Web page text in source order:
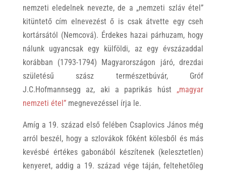
nemzeti eledelnek nevezte, de a „nemzeti szláv étel”
kitüntető cím elnevezést ő is csak átvette egy cseh
kortársától (Nemcová). Érdekes hazai párhuzam, hogy
nálunk ugyancsak egy külföldi, az egy évszázaddal
korábban (1793-1794) Magyarországon járó, drezdai
születésű szász természetbúvár, Gróf
J.C.Hofmannsegg az, aki a paprikás húst „magyar
nemzeti étel”megnevezéssel írja le.
Amíg a 19. század első felében Csaplovics János még
arról beszél, hogy a szlovákok főként kölesből és más
kevésbé értékes gabonából készítenek (kelesztetlen)
kenyeret, addig a 19. század vége táján, feltehetőleg